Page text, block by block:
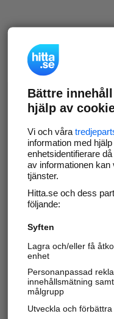
Bättre
hjälp av
Vi och våra
information med
enhetsidentifierare
av informationen
tjänster.
Hitta.se och dess
följande:
Syften
Lagra och/eller få
enhet
Personanpassad
innehållsmätning
målgrupp
Utveckla och